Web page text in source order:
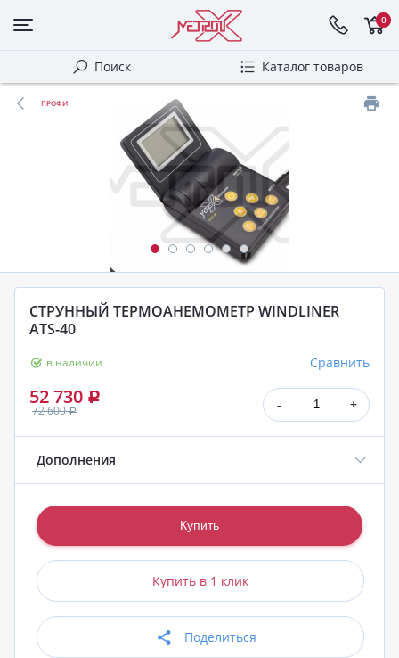
0
Поиск Каталог товаров
ПРОФИ
СТРУННЫЙ ТЕРМОАНЕМОМЕТР WINDLINER
ATS-40
в наличии Сравнить
- +
52 730 Р
72 600Р
Дополнения
Купить в 1 клик
Поделиться